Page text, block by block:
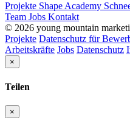
Projekte Shape Academy
Team Jobs Kontakt
© 2026 young mountain
Projekte Datenschutz für
Arbeitskräfte Jobs Datenschutz
×
Teilen
×